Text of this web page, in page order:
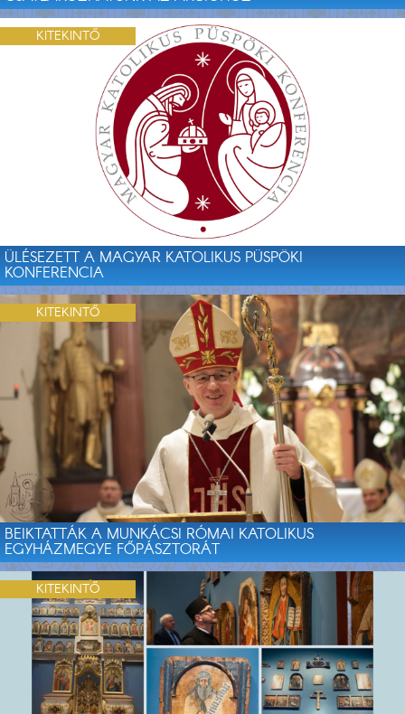
ÜLÉSEZETT A MAGYAR KATOLIKUS PÜSPÖKI
KONFERENCIA
KITEKINTŐ
BEIKTATTÁK A MUNKÁCSI RÓMAI KATOLIKUS
EGYHÁZMEGYE FŐPÁSZTORÁT
KITEKINTŐ
KITEKINTŐ